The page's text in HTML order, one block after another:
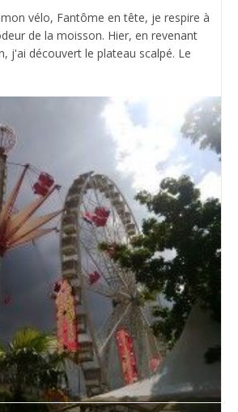
vélo, Fantôme en tête, je respire à
de la moisson. Hier, en revenant
j'ai découvert le plateau scalpé. Le